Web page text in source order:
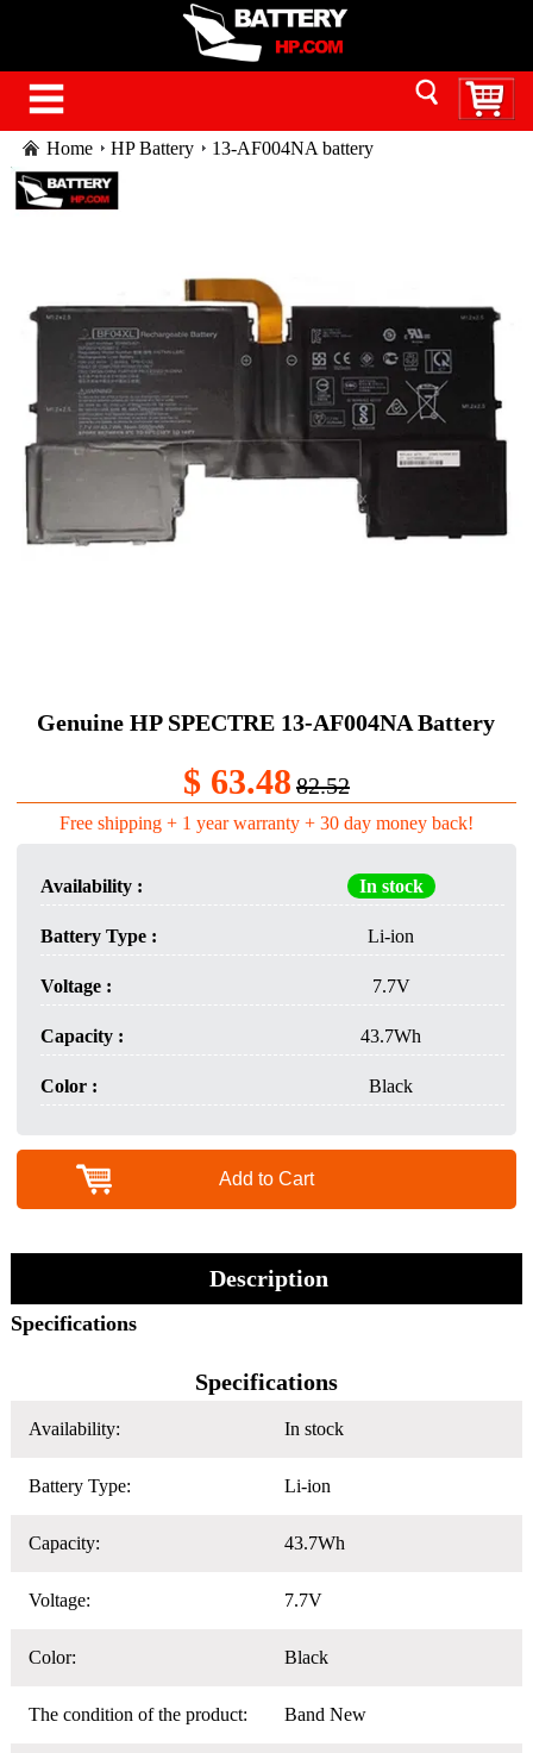
Home HP Battery 13-AF004NA battery
Genuine HP SPECTRE 13-AF004NA Battery
$ 63.48 82.52
Free shipping + 1 year warranty + 30 day money back!
Availability : In stock
Battery Type : Li-ion
Voltage : 7.7V
Capacity : 43.7Wh
Color : Black
Add to Cart
Description
Specifications
Specifications
Availability: In stock
Battery Type: Li-ion
Capacity: 43.7Wh
Voltage: 7.7V
Color: Black
The condition of the product: Band New